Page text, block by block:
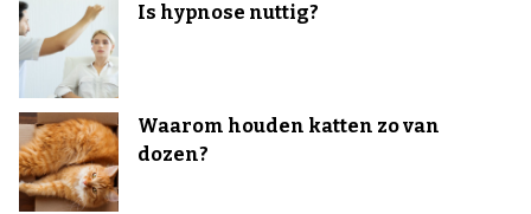
Is hypnose nuttig?
Waarom houden katten zo van
dozen?